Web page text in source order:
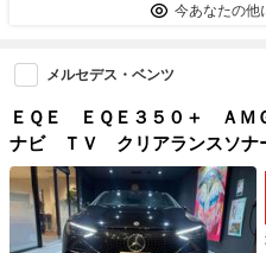
今あなたの他
メルセデス・ベンツ
ＥＱＥ ＥＱＥ３５０＋ Ａ
ナビ ＴＶ クリアランスソナ
ル レーンアシスト 衝突被害
革シート パワーシート スマ
ートヒーター